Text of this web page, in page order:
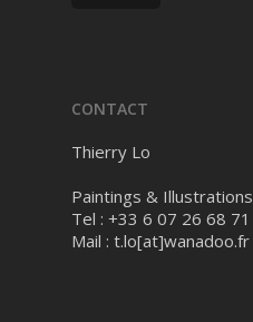
CONTACT
Thierry Lo
Paintings & Illustrations
Tel : +33 6 07 26 68 71
Mail : t.lo[at]wanadoo.fr